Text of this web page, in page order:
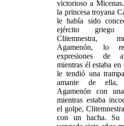
victorioso a
la princesa troyana
le había sido
ejército griego
Clitemnestra,
Agamenón, lo
expresiones de
mientras él estaba
le tendió una
amante de ella,
Agamenón con
mientras estaba
el golpe,
con un hacha. Su